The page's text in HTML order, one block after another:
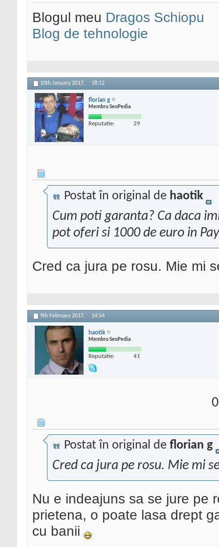
Blogul meu Dragos Schiopu
Blog de tehnologie
10th January 2017, 18:12
florian g
Membru SeoPedia
Reputatie: 29
Postat în original de haotik
Cum poti garanta? Ca daca
pot oferi si 1000 de euro in
Cred ca jura pe rosu. Mie mi
9th February 2017, 14:54
haotik
Membru SeoPedia
Reputatie: 41
Postat în original de florian g
Cred ca jura pe rosu. Mie mi
Nu e indeajuns sa se jure pe
prietena, o poate lasa drept
cu banii